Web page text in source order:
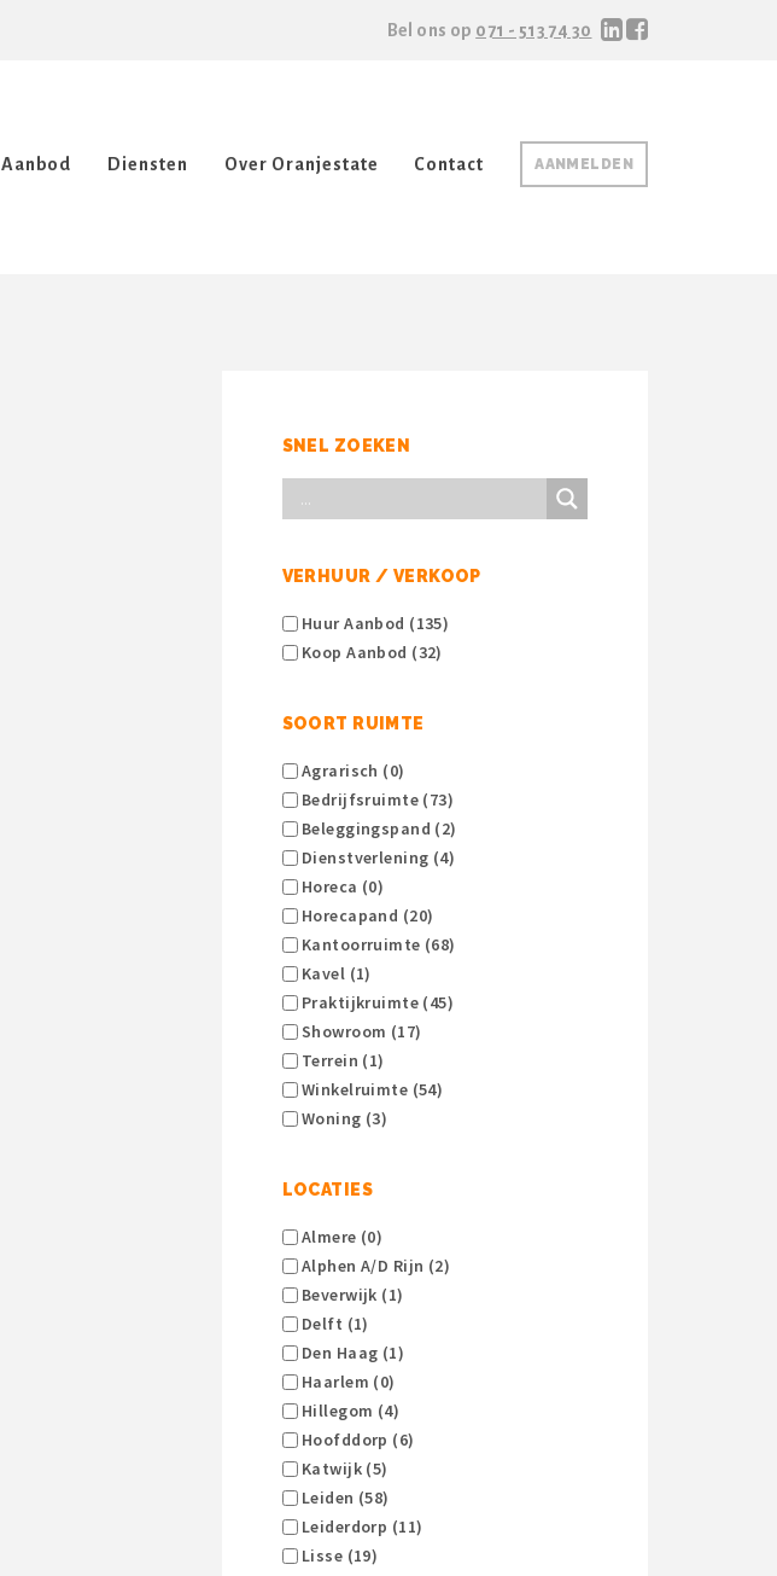
Bel ons op 071 - 513 74 30
AANMELDEN
Aanbod Diensten Over Oranjestate Contact
SNEL ZOEKEN
VERHUUR / VERKOOP
Huur Aanbod (135)
Koop Aanbod (32)
SOORT RUIMTE
Agrarisch (0)
Bedrijfsruimte (73)
Beleggingspand (2)
Dienstverlening (4)
Horeca (0)
Horecapand (20)
Kantoorruimte (68)
Kavel (1)
Praktijkruimte (45)
Showroom (17)
Terrein (1)
Winkelruimte (54)
Woning (3)
LOCATIES
Almere (0)
Alphen A/d Rijn (2)
Beverwijk (1)
Delft (1)
Den Haag (1)
Haarlem (0)
Hillegom (4)
Hoofddorp (6)
Katwijk (5)
Leiden (58)
Leiderdorp (11)
Lisse (19)